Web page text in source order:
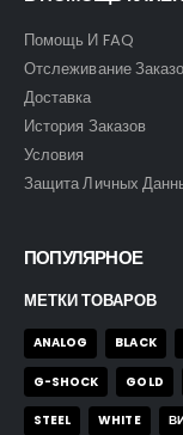
Помощь И FAQ
Отслеживание
Доставка
История Заказов
Условия
Защита Личных
ПОПУЛЯРНОЕ
МЕТКИ ТОВАРОВ
ANALOG BLACK
G-SHOCK GOLD
STEEL WHITE